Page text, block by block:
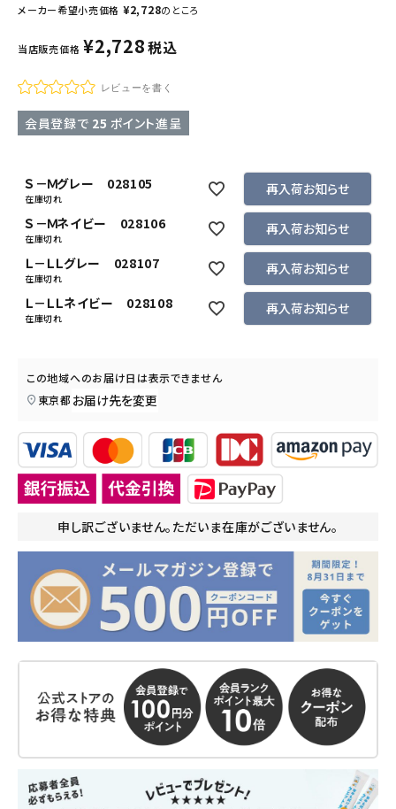
メーカー希望小売価格 ¥2,728のところ
当店販売価格 ¥2,728税込
レビューを書く
会員登録で 25 ポイント進呈
Ｓ－Ｍグレー 028105
在庫切れ
再入荷お知らせ
Ｓ－Ｍネイビー 028106
在庫切れ
再入荷お知らせ
Ｌ－ＬＬグレー 028107
在庫切れ
再入荷お知らせ
Ｌ－ＬＬネイビー 028108
在庫切れ
再入荷お知らせ
この地域へのお届け日は表示できません
東京都 お届け先を変更
申し訳ございません。ただいま在庫がございません。